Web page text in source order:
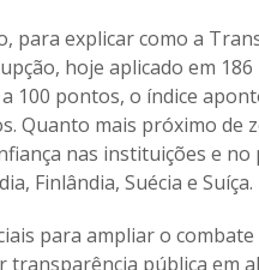
para explicar como a
hoje aplicado em 186
100 pontos, o índice
Quanto mais próximo de
nas instituições e no
Finlândia, Suécia e Suíça.
para ampliar o
pública em